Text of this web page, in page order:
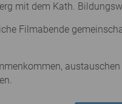
mit dem Kath.
Filmabende
austauschen